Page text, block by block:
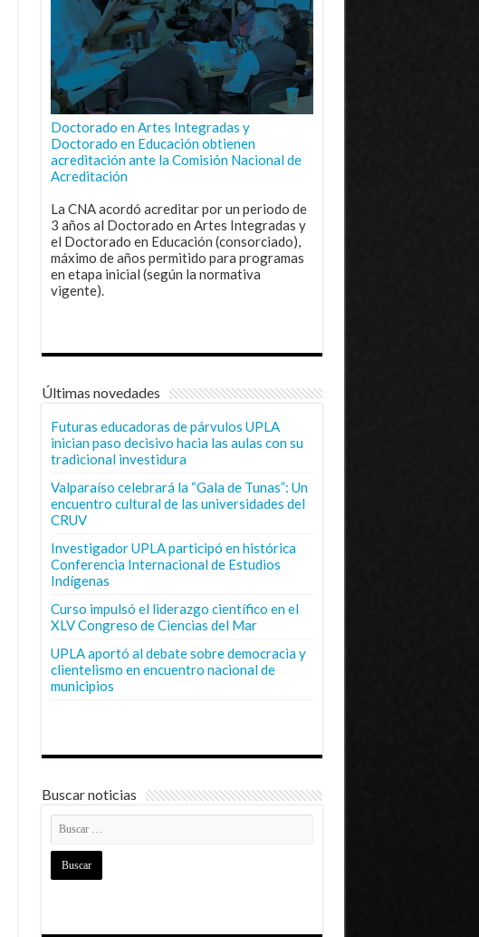
Doctorado en Artes Integradas y
Doctorado en Educación obtienen
acreditación ante la Comisión Nacional de
Acreditación
La CNA acordó acreditar por un periodo de
3 años al Doctorado en Artes Integradas y
el Doctorado en Educación (consorciado),
máximo de años permitido para programas
en etapa inicial (según la normativa
vigente).
Últimas novedades
Futuras educadoras de párvulos UPLA
inician paso decisivo hacia las aulas con su
tradicional investidura
Valparaíso celebrará la “Gala de Tunas”: Un
encuentro cultural de las universidades del
CRUV
Investigador UPLA participó en histórica
Conferencia Internacional de Estudios
Indígenas
Curso impulsó el liderazgo científico en el
XLV Congreso de Ciencias del Mar
UPLA aportó al debate sobre democracia y
clientelismo en encuentro nacional de
municipios
Buscar noticias